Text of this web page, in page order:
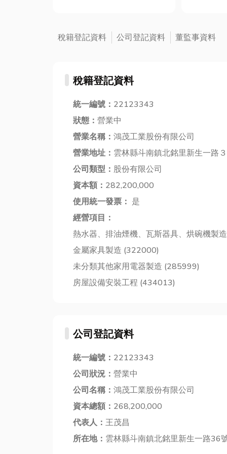
木地板種類繁多，包括木質卡
扣地板、戶外塑木地板、SPC
板，該如...
會把重心
計，卻忽
稅籍登記資料 公司登記資料 董監事資料
稅籍登記資料
統一編號： 22123343
狀態： 營業中
營業名稱： 鴻茂工業股份有限公司
營業地址： 雲林縣斗南鎮北銘里新生一路
公司類型： 股份有限公司
資本額： 282,200,000
使用統一發票： 是
經營項目：
熱水器、排油煙機、瓦斯器具、烘碗機製
金屬家具製造 (322000)
未分類其他家用電器製造 (285999)
房屋設備安裝工程 (434013)
公司登記資料
統一編號： 22123343
公司狀況： 營業中
公司名稱： 鴻茂工業股份有限公司
資本總額： 268,200,000
代表人： 王茂昌
所在地： 雲林縣斗南鎮北銘里新生一路36